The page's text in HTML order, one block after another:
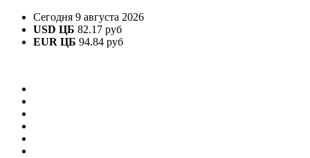
Сегодня 9 августа 2026
USD ЦБ 82.17 руб
EUR ЦБ 94.84 руб